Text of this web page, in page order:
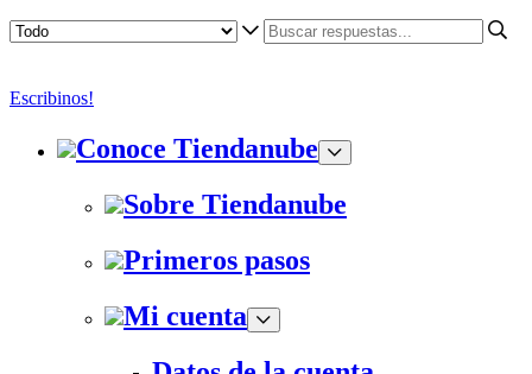
Escribinos!
Conoce Tiendanube
Sobre Tiendanube
Primeros pasos
Mi cuenta